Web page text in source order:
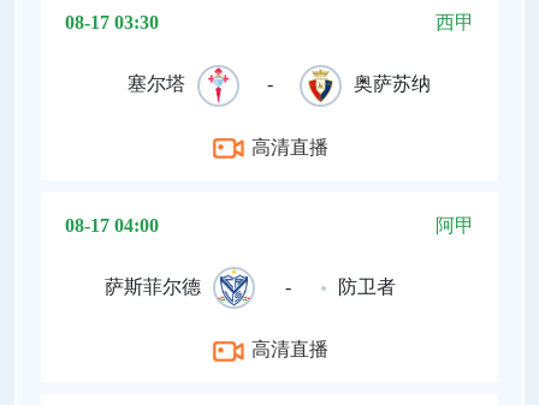
08-17 03:30 西甲
塞尔塔 - 奥萨苏纳
高清直播
08-17 04:00 阿甲
萨斯菲尔德 - 防卫者
高清直播